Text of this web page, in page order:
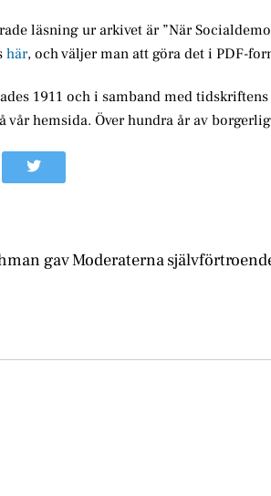
läsning ur arkivet är ”När
här, och väljer man att göra det i PDF-
1911 och i samband med
vår hemsida. Över hundra år av
gav Moderaterna